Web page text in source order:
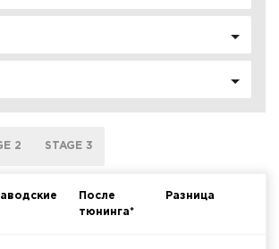
2 STAGE 3
После
тюнинга*
Разница